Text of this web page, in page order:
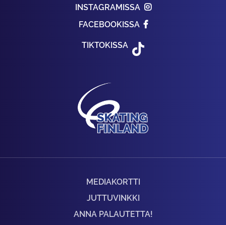
INSTAGRAMISSA
FACEBOOKISSA
TIKTOKISSA
MEDIAKORTTI
JUTTUVINKKI
ANNA PALAUTETTA!